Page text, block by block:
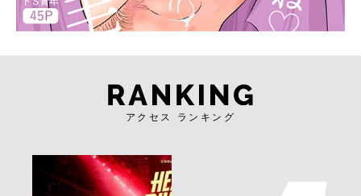
アクセス ランキング